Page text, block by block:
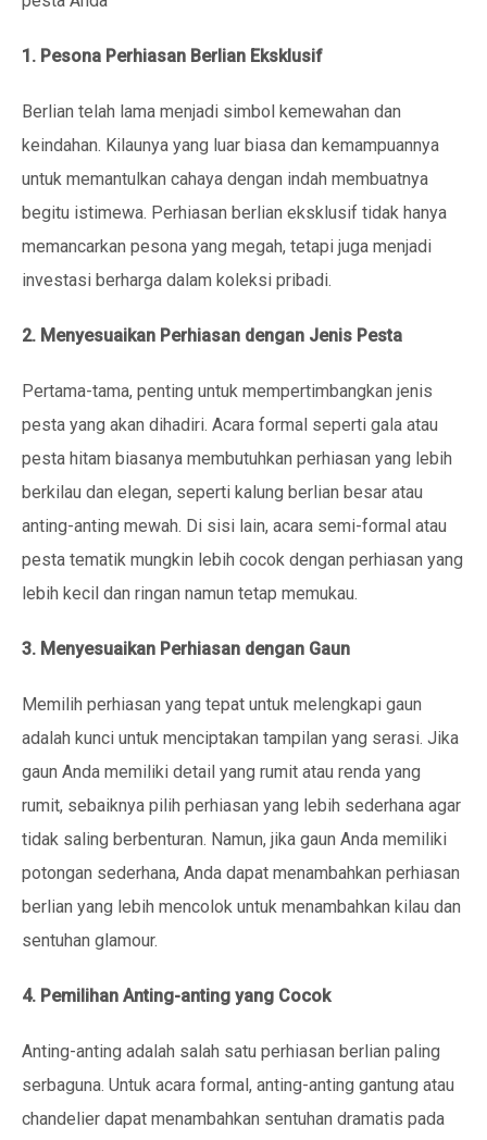
1. Pesona Perhiasan Berlian Eksklusif
Berlian telah lama menjadi simbol kemewahan dan
keindahan. Kilaunya yang luar biasa dan kemampuannya
untuk memantulkan cahaya dengan indah membuatnya
begitu istimewa. Perhiasan berlian eksklusif tidak hanya
memancarkan pesona yang megah, tetapi juga menjadi
investasi berharga dalam koleksi pribadi.
2. Menyesuaikan Perhiasan dengan Jenis Pesta
Pertama-tama, penting untuk mempertimbangkan jenis
pesta yang akan dihadiri. Acara formal seperti gala atau
pesta hitam biasanya membutuhkan perhiasan yang lebih
berkilau dan elegan, seperti kalung berlian besar atau
anting-anting mewah. Di sisi lain, acara semi-formal atau
pesta tematik mungkin lebih cocok dengan perhiasan yang
lebih kecil dan ringan namun tetap memukau.
3. Menyesuaikan Perhiasan dengan Gaun
Memilih perhiasan yang tepat untuk melengkapi gaun
adalah kunci untuk menciptakan tampilan yang serasi. Jika
gaun Anda memiliki detail yang rumit atau renda yang
rumit, sebaiknya pilih perhiasan yang lebih sederhana agar
tidak saling berbenturan. Namun, jika gaun Anda memiliki
potongan sederhana, Anda dapat menambahkan perhiasan
berlian yang lebih mencolok untuk menambahkan kilau dan
sentuhan glamour.
4. Pemilihan Anting-anting yang Cocok
Anting-anting adalah salah satu perhiasan berlian paling
serbaguna. Untuk acara formal, anting-anting gantung atau
chandelier dapat menambahkan sentuhan dramatis pada